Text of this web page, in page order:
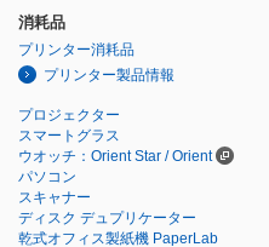
消耗品
プリンター消耗品
プリンター製品情報
プロジェクター
スマートグラス
ウオッチ：Orient Star / Orient
パソコン
スキャナー
ディスク デュプリケーター
乾式オフィス製紙機 PaperLab